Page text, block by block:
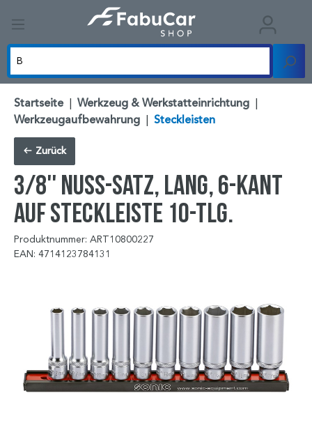
Startseite | Werkzeug & Werkstatteinrichtung |
Werkzeugaufbewahrung | Steckleisten
Zurück
3/8'' Nuss-Satz, lang, 6-kant
auf Steckleiste 10-tlg.
Produktnummer: ART10800227
EAN: 4714123784131